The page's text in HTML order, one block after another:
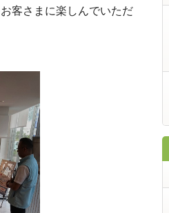
客さまに楽しんでいただ